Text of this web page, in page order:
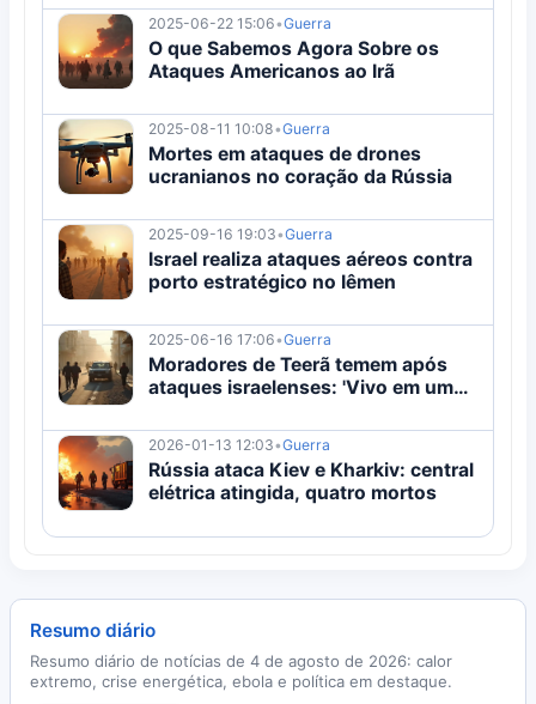
2025-06-22 15:06•Guerra
O que Sabemos Agora Sobre os
Ataques Americanos ao Irã
2025-08-11 10:08•Guerra
Mortes em ataques de drones
ucranianos no coração da Rússia
2025-09-16 19:03•Guerra
Israel realiza ataques aéreos contra
porto estratégico no Iêmen
2025-06-16 17:06•Guerra
Moradores de Teerã temem após
ataques israelenses: 'Vivo em uma
2026-01-13 12:03•Guerra
Rússia ataca Kiev e Kharkiv: central
elétrica atingida, quatro mortos
Resumo diário
Resumo diário de notícias de 4 de agosto de 2026: calor
extremo, crise energética, ebola e política em destaque.